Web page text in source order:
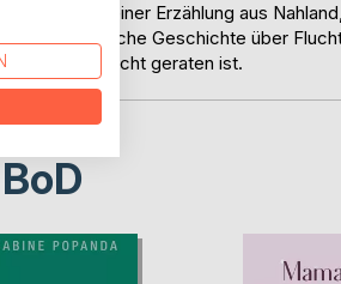
Teilen einer Erzählung aus
eindringliche Geschichte über
Gleichgewicht geraten ist.
BoD